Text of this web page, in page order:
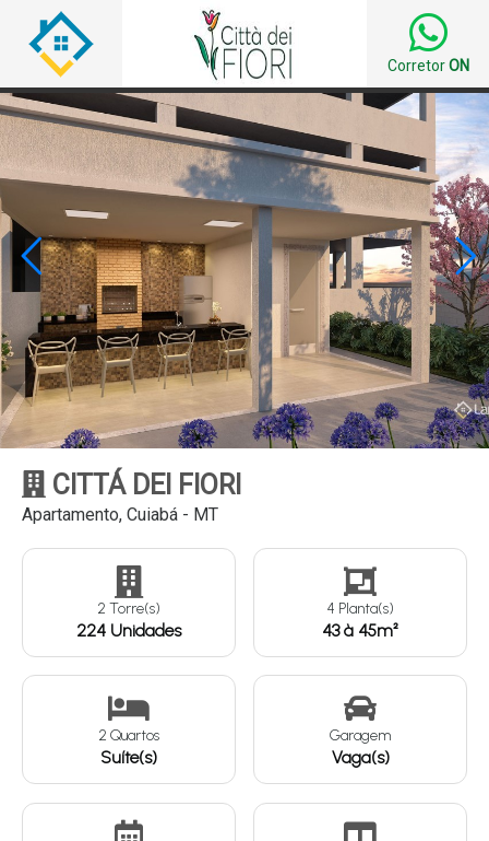
CorretorON
 
CITTÁ DEI FIORI
Apartamento, Cuiabá - MT
2 Torre(s)
224 Unidades
4 Planta(s)
43 à 45m²
2 Quartos
Suíte(s)
Garagem
Vaga(s)
Continuar